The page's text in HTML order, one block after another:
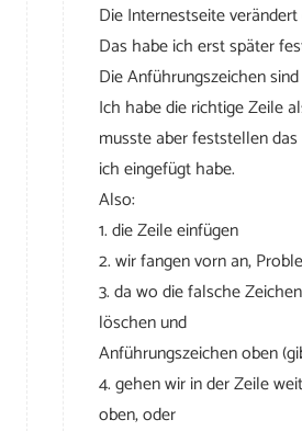
Die Internestseite verändert
Das habe ich erst später
Die Anführungszeichen
Ich habe die richtige Zeile
musste aber feststellen
ich eingefügt habe.
Also:
1. die Zeile einfügen
2. wir fangen vorn an,
3. da wo die falsche
löschen und
Anführungszeichen oben
4. gehen wir in der Zeile
oben, oder